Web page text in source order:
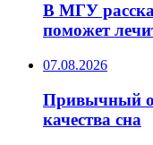
В МГУ
поможет
07.08.2026
Привычный
качества сна